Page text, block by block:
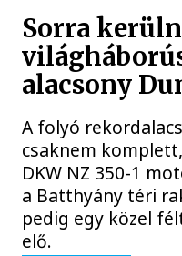
Sorra
alacsony
A folyó
csaknem
DKW NZ 350-1
a Batthyány téri
pedig egy közel
elő.